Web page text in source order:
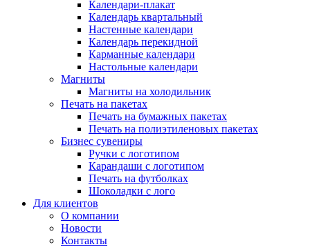
Календари-плакат
Календарь квартальный
Настенные календари
Календарь перекидной
Карманные календари
Настольные календари
Магниты
Магниты на холодильник
Печать на пакетах
Печать на бумажных пакетах
Печать на полиэтиленовых пакетах
Бизнес сувениры
Ручки с логотипом
Карандаши с логотипом
Печать на футболках
Шоколадки с лого
Для клиентов
О компании
Новости
Контакты